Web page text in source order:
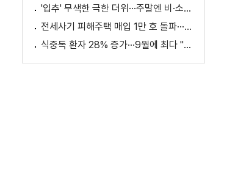
'입추' 무색한 극한 더위···주말엔 비·소나기
전세사기 피해주택 매입 1만 호 돌파···피해 지원 속도
식중독 환자 28% 증가···9월에 최다 "입추 방심 금물"